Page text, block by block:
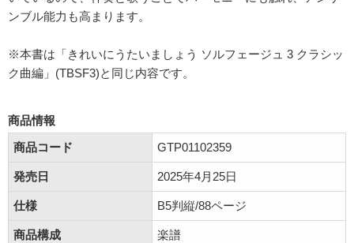
ンブル能力も高まります。
※本書は「きれいにうたいましょう ソルフェージュ 3 クラシッ
ク曲編」(TBSF3)と同じ内容です。
商品情報
商品コード
GTP01102359
発売日 2025年4月25日
仕様 B5判縦/88ページ
商品構成 楽譜